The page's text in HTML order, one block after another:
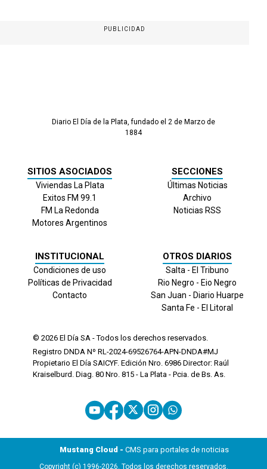
PUBLICIDAD
Diario El Día de la Plata, fundado el 2 de Marzo de
1884
SITIOS ASOCIADOS
Viviendas La Plata
Exitos FM 99.1
FM La Redonda
Motores Argentinos
SECCIONES
Últimas Noticias
Archivo
Noticias RSS
INSTITUCIONAL
Condiciones de uso
Políticas de Privacidad
Contacto
OTROS DIARIOS
Salta - El Tribuno
Rio Negro - Eio Negro
San Juan - Diario Huarpe
Santa Fe - El Litoral
© 2026 El Día SA - Todos los derechos reservados.
Registro DNDA Nº RL-2024-69526764-APN-DNDA#MJ
Propietario El Día SAICYF. Edición Nro. 6986 Director: Raúl
Kraiselburd. Diag. 80 Nro. 815 - La Plata - Pcia. de Bs. As.
Mustang Cloud - CMS para portales de noticias
Copyright (c) 1996-2026. Todos los derechos reservados.